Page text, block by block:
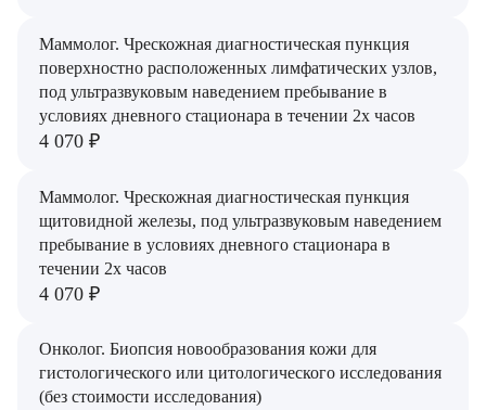
Маммолог. Чрескожная диагностическая пункция
поверхностно расположенных лимфатических узлов,
под ультразвуковым наведением пребывание в
условиях дневного стационара в течении 2х часов
4 070 ₽
Маммолог. Чрескожная диагностическая пункция
щитовидной железы, под ультразвуковым наведением
пребывание в условиях дневного стационара в
течении 2х часов
4 070 ₽
Онколог. Биопсия новообразования кожи для
гистологического или цитологического исследования
(без стоимости исследования)
Гарбер Ольга Григорьевна
Доронкин Андрей Дмитриевич
Емцова Татьяна Борисовна
Еремкина Анастасия Александровна
Ермолаев Павел Александрович
Золин Николай Федорович